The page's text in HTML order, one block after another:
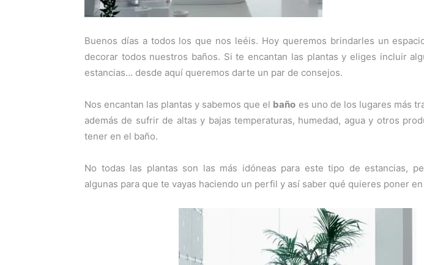
Buenos días a todos los que nos leéis. Hoy queremos brindarles un
decorar todos nuestros baños. Si te encantan las plantas y eliges incluir
estancias… desde aquí queremos darte un par de consejos.
Nos encantan las plantas y sabemos que el baño es uno de los lugares más
además de sufrir de altas y bajas temperaturas, humedad, agua y otros
tener en el baño.
No todas las plantas son las más idóneas para este tipo de estancias,
algunas para que te vayas haciendo un perfil y así saber qué quieres poner